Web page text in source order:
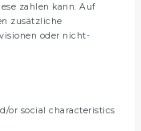
zahlen kann. Auf
zusätzliche
oder nicht-
or social characteristics